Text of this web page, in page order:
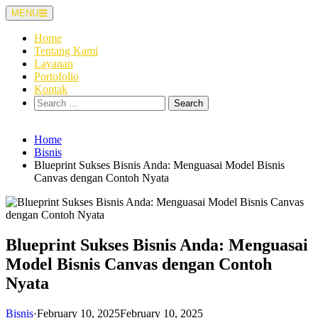
Skip
to
content
MENU
Home
Tentang Kami
Layanan
Portofolio
Kontak
Search
for:
Home
Bisnis
Blueprint Sukses Bisnis Anda: Menguasai Model Bisnis
Canvas dengan Contoh Nyata
Blueprint Sukses Bisnis Anda: Menguasai
Model Bisnis Canvas dengan Contoh
Nyata
Bisnis·February 10, 2025February 10, 2025